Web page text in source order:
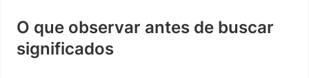
O que observar antes de buscar
significados